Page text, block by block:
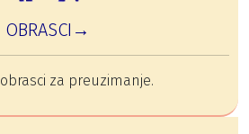
OBRASCI→
za preuzimanje.